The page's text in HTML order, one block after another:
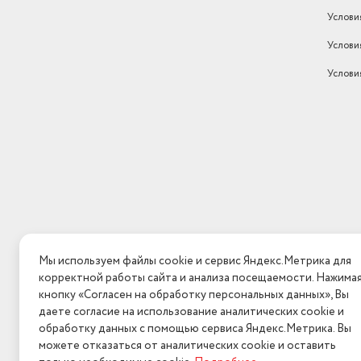
Мы используем файлы cookie и сервис Яндекс.Метрика для
корректной работы сайта и анализа посещаемости. Нажимая
кнопку «Согласен на обработку персональных данных», Вы
даете согласие на использование аналитических cookie и
обработку данных с помощью сервиса Яндекс.Метрика. Вы
можете отказаться от аналитических cookie и оставить